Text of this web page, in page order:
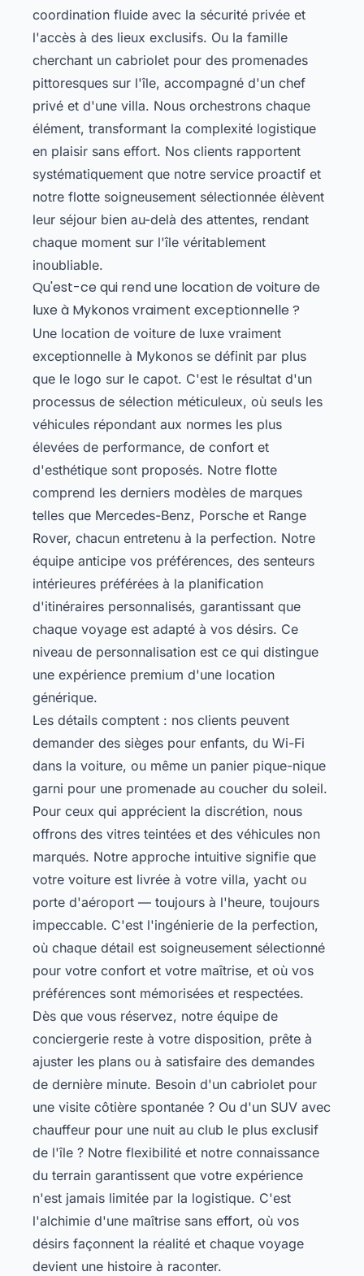
coordination fluide avec la sécurité privée et
l'accès à des lieux exclusifs. Ou la famille
cherchant un cabriolet pour des promenades
pittoresques sur l'île, accompagné d'un chef
privé et d'une villa. Nous orchestrons chaque
élément, transformant la complexité logistique
en plaisir sans effort. Nos clients rapportent
systématiquement que notre service proactif et
notre flotte soigneusement sélectionnée élèvent
leur séjour bien au-delà des attentes, rendant
chaque moment sur l'île véritablement
inoubliable.
Qu'est-ce qui rend une location de voiture de
luxe à Mykonos vraiment exceptionnelle ?
Une location de voiture de luxe vraiment
exceptionnelle à Mykonos se définit par plus
que le logo sur le capot. C'est le résultat d'un
processus de sélection méticuleux, où seuls les
véhicules répondant aux normes les plus
élevées de performance, de confort et
d'esthétique sont proposés. Notre flotte
comprend les derniers modèles de marques
telles que Mercedes-Benz, Porsche et Range
Rover, chacun entretenu à la perfection. Notre
équipe anticipe vos préférences, des senteurs
intérieures préférées à la planification
d'itinéraires personnalisés, garantissant que
chaque voyage est adapté à vos désirs. Ce
niveau de personnalisation est ce qui distingue
une expérience premium d'une location
générique.
Les détails comptent : nos clients peuvent
demander des sièges pour enfants, du Wi-Fi
dans la voiture, ou même un panier pique-nique
garni pour une promenade au coucher du soleil.
Pour ceux qui apprécient la discrétion, nous
offrons des vitres teintées et des véhicules non
marqués. Notre approche intuitive signifie que
votre voiture est livrée à votre villa, yacht ou
porte d'aéroport — toujours à l'heure, toujours
impeccable. C'est l'ingénierie de la perfection,
où chaque détail est soigneusement sélectionné
pour votre confort et votre maîtrise, et où vos
préférences sont mémorisées et respectées.
Dès que vous réservez, notre équipe de
conciergerie reste à votre disposition, prête à
ajuster les plans ou à satisfaire des demandes
de dernière minute. Besoin d'un cabriolet pour
une visite côtière spontanée ? Ou d'un SUV avec
chauffeur pour une nuit au club le plus exclusif
de l'île ? Notre flexibilité et notre connaissance
du terrain garantissent que votre expérience
n'est jamais limitée par la logistique. C'est
l'alchimie d'une maîtrise sans effort, où vos
désirs façonnent la réalité et chaque voyage
devient une histoire à raconter.